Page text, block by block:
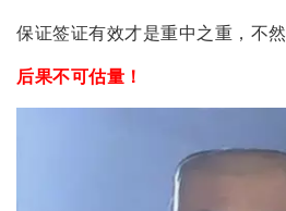
保证签证有效才是重中之重，不然
后果不可估量！